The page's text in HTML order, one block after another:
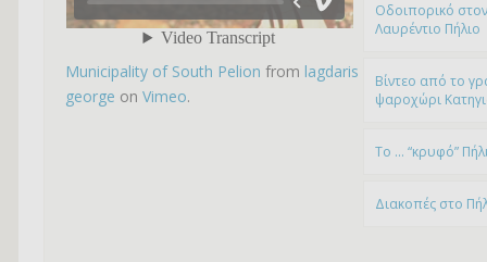
Municipality of South Pelion from lagdaris
george on Vimeo.
Οδοιπορικό
Λαυρέντιο Πήλιο
Βίντεο από το
ψαροχώρι
To … “κρυφό”
Διακοπές στο